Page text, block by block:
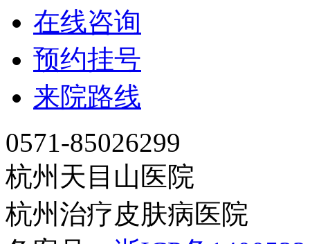
在线咨询
预约挂号
来院路线
0571-85026299
杭州天目山医院
杭州治疗皮肤病医院